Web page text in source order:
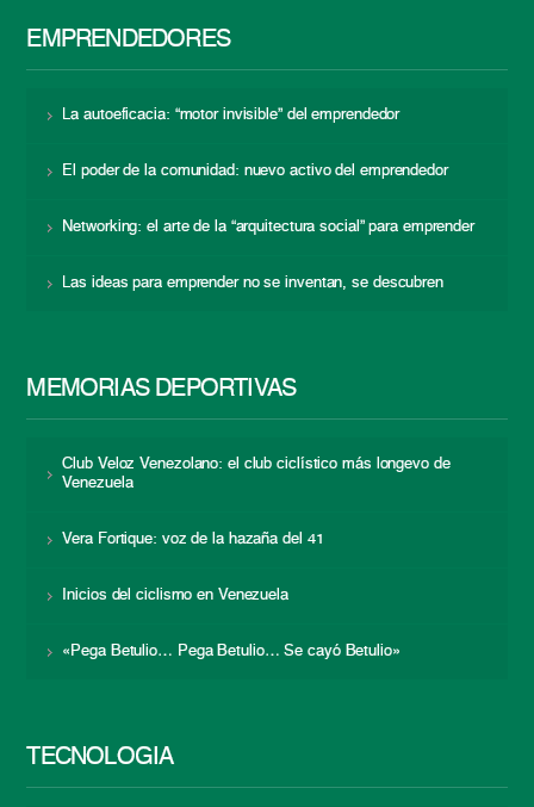
EMPRENDEDORES
La autoeficacia: “motor invisible” del emprendedor
El poder de la comunidad: nuevo activo del emprendedor
Networking: el arte de la “arquitectura social” para emprender
Las ideas para emprender no se inventan, se descubren
MEMORIAS DEPORTIVAS
Club Veloz Venezolano: el club ciclístico más longevo de
Venezuela
Vera Fortique: voz de la hazaña del 41
Inicios del ciclismo en Venezuela
«Pega Betulio… Pega Betulio… Se cayó Betulio»
TECNOLOGÍA